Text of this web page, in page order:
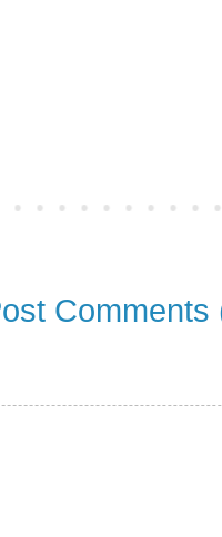
Comments